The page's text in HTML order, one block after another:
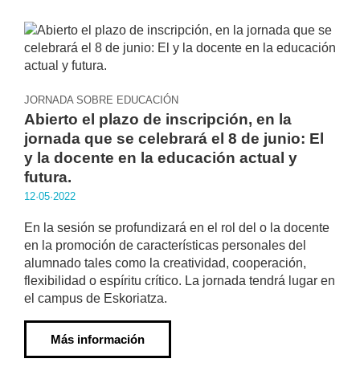
JORNADA SOBRE EDUCACIÓN
Abierto el plazo de inscripción, en la
jornada que se celebrará el 8 de junio: El
y la docente en la educación actual y
futura.
12·05·2022
En la sesión se profundizará en el rol del o la docente
en la promoción de características personales del
alumnado tales como la creatividad, cooperación,
flexibilidad o espíritu crítico. La jornada tendrá lugar en
el campus de Eskoriatza.
Más información